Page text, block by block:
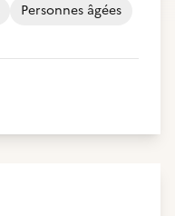
Personnes âgées